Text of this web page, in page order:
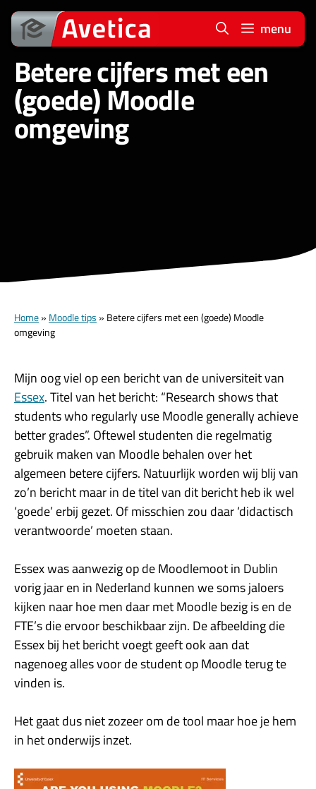
Ga
naar
de
inhoud
menu
Betere cijfers met een
(goede) Moodle
omgeving
Home» Moodle tips » Betere cijfers met een (goede) Moodle
omgeving
Mijn oog viel op een bericht van de universiteit van
Essex. Titel van het bericht: “Research shows that
students who regularly use Moodle generally achieve
better grades”. Oftewel studenten die regelmatig
gebruik maken van Moodle behalen over het
algemeen betere cijfers. Natuurlijk worden wij blij van
zo’n bericht maar in de titel van dit bericht heb ik wel
‘goede’ erbij gezet. Of misschien zou daar ‘didactisch
verantwoorde’ moeten staan.
Essex was aanwezig op de Moodlemoot in Dublin
vorig jaar en in Nederland kunnen we soms jaloers
kijken naar hoe men daar met Moodle bezig is en de
FTE’s die ervoor beschikbaar zijn. De afbeelding die
Essex bij het bericht voegt geeft ook aan dat
nagenoeg alles voor de student op Moodle terug te
vinden is.
Het gaat dus niet zozeer om de tool maar hoe je hem
in het onderwijs inzet.